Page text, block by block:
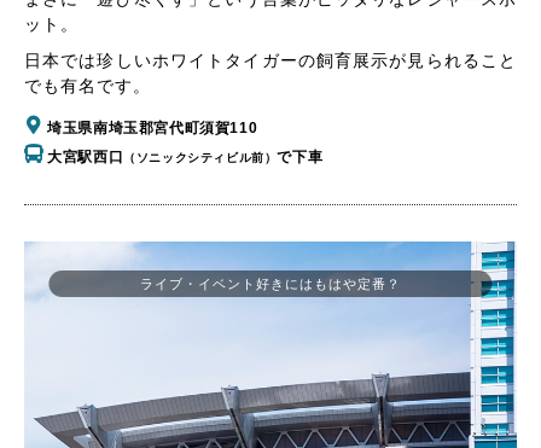
ット。
日本では珍しいホワイトタイガーの飼育展示が見られること
でも有名です。
埼玉県南埼玉郡宮代町須賀110
大宮駅西口
（ソニックシティビル前）で下車
ライブ・イベント好きにはもはや定番？